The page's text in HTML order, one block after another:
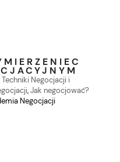
Techniki Negocjacji i
,Jak negocjować?
Negocjacji